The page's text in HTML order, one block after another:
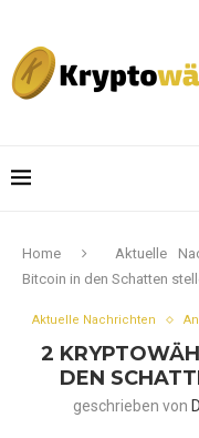
Home Aktuelle
Bitcoin in den Schatten
Aktuelle Nachrichten
2
DEN
geschrieben von